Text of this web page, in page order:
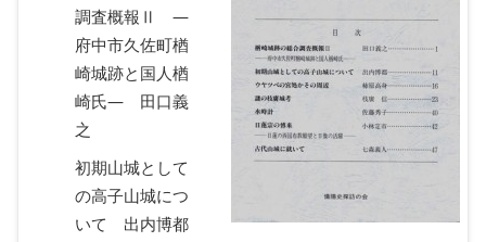
調査概報Ⅱ ―
府中市久佐町楢
崎城跡と国人楢
崎氏― 田口義
之
初期山城として
の高子山城につ
いて 出内博都